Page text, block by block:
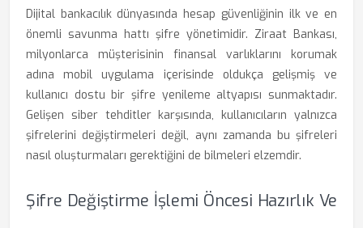
Dijital bankacılık dünyasında hesap güvenliğinin ilk ve en
önemli savunma hattı şifre yönetimidir. Ziraat Bankası,
milyonlarca müşterisinin finansal varlıklarını korumak
adına mobil uygulama içerisinde oldukça gelişmiş ve
kullanıcı dostu bir şifre yenileme altyapısı sunmaktadır.
Gelişen siber tehditler karşısında, kullanıcıların yalnızca
şifrelerini değiştirmeleri değil, aynı zamanda bu şifreleri
nasıl oluşturmaları gerektiğini de bilmeleri elzemdir.
Şifre Değiştirme İşlemi Öncesi Hazırlık Ve